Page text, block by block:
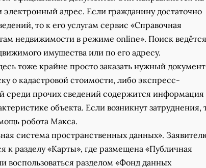
электронный адрес. Если гражданину достаточно
то к его услугам сервис «Справочная
недвижимости в режиме online». Поиск ведётся
имущества или по его адресу.
тоже крайне просто заказать нужный
о кадастровой стоимости, либо экспресс-
среди прочих сведений содержится информация
объекта. Если возникнут затруднения,
робота Макса.
система пространственных данных».
к разделу «Карты», где размещена «Публичная
воспользоваться разделом «Фонд данных